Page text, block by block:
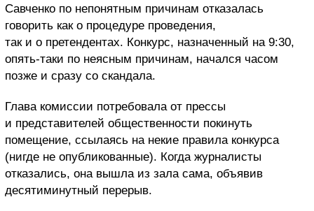
Савченко по непонятным причинам отказалась
говорить как о процедуре проведения,
так и о претендентах. Конкурс, назначенный на 9:30,
опять-таки по неясным причинам, начался часом
позже и сразу со скандала.
Глава комиссии потребовала от прессы
и представителей общественности покинуть
помещение, ссылаясь на некие правила конкурса
(нигде не опубликованные). Когда журналисты
отказались, она вышла из зала сама, объявив
десятиминутный перерыв.